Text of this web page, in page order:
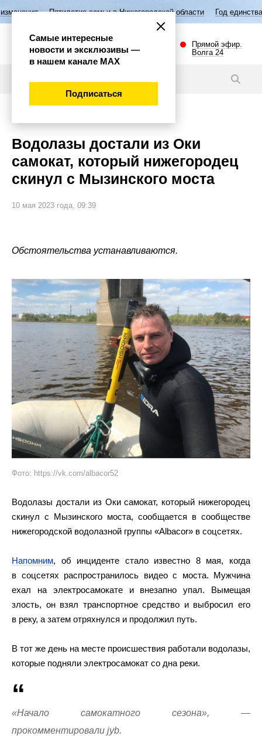
семьи в Нижегородской области Год единства народов России
Прямой эфир.
Волга 24
Водолазы достали из Оки
самокат, который нижегородец
скинул с Мызинского моста
10 мая 2023 года, 09:39
Обстоятельства устанавливаются.
Фото: https://vk.com/albacor52
Водолазы достали из Оки самокат, который нижегородец
скинул с Мызинского моста, сообщается в сообществе
нижегородской водолазной группы «Albacor» в соцсетях.
Напомним, об инциденте стало известно 8 мая, когда
в соцсетях распространилось видео с моста. Мужчина
ехал на электросамокате и внезапно упал. Вымещая
злость, он взял транспортное средство и выбросил его
в реку, а затем отряхнулся и продолжил путь.
В тот же день на месте происшествия работали водолазы,
которые подняли электросамокат со дна реки.
«Начало самокатного сезона», —
прокомментировали jyb.
Самые интересные
новости и эксклюзивы —
в нашем канале МАХ
Подписаться